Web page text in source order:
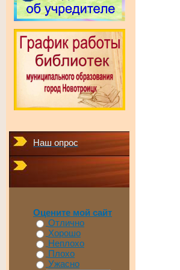
Наш опрос
Оцените мой сайт
Отлично
Хорошо
Неплохо
Плохо
Ужасно